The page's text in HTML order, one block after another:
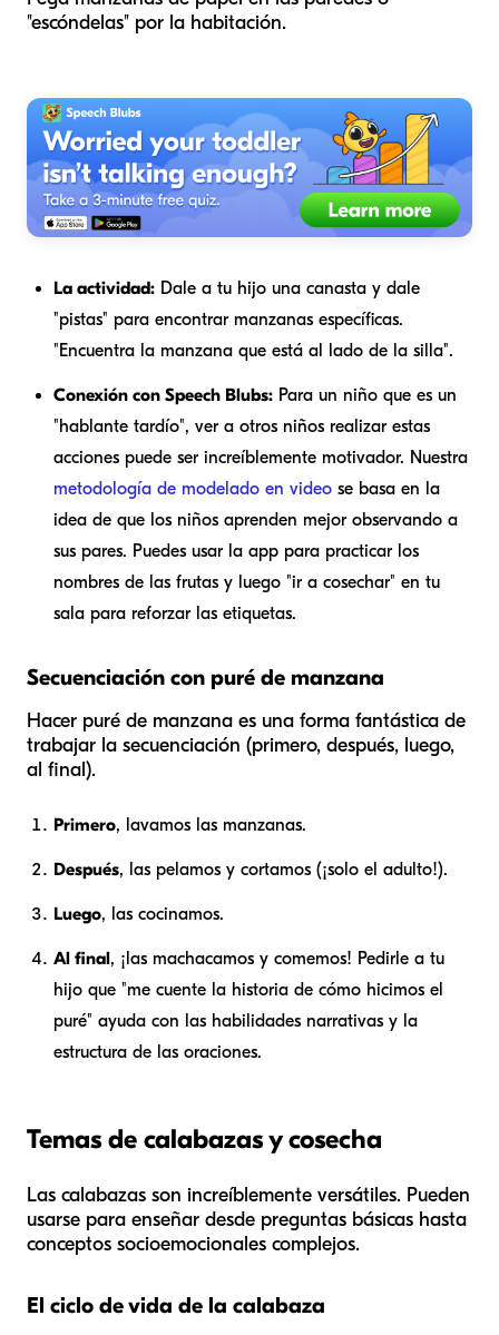
"escóndelas" por la habitación.
La actividad: Dale a tu hijo una canasta y dale
"pistas" para encontrar manzanas específicas.
"Encuentra la manzana que está al lado de la silla".
Conexión con Speech Blubs: Para un niño que es un
"hablante tardío", ver a otros niños realizar estas
acciones puede ser increíblemente motivador. Nuestra
metodología de modelado en video se basa en la
idea de que los niños aprenden mejor observando a
sus pares. Puedes usar la app para practicar los
nombres de las frutas y luego "ir a cosechar" en tu
sala para reforzar las etiquetas.
Secuenciación con puré de manzana
Hacer puré de manzana es una forma fantástica de
trabajar la secuenciación (primero, después, luego,
al final).
Primero, lavamos las manzanas.
Después, las pelamos y cortamos (¡solo el adulto!).
Luego, las cocinamos.
Al final, ¡las machacamos y comemos! Pedirle a tu
hijo que "me cuente la historia de cómo hicimos el
puré" ayuda con las habilidades narrativas y la
estructura de las oraciones.
Temas de calabazas y cosecha
Las calabazas son increíblemente versátiles. Pueden
usarse para enseñar desde preguntas básicas hasta
conceptos socioemocionales complejos.
El ciclo de vida de la calabaza